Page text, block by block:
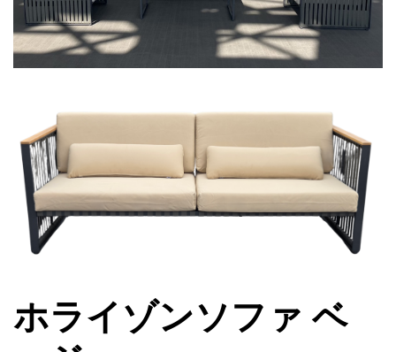
ホライゾンソファ ベ